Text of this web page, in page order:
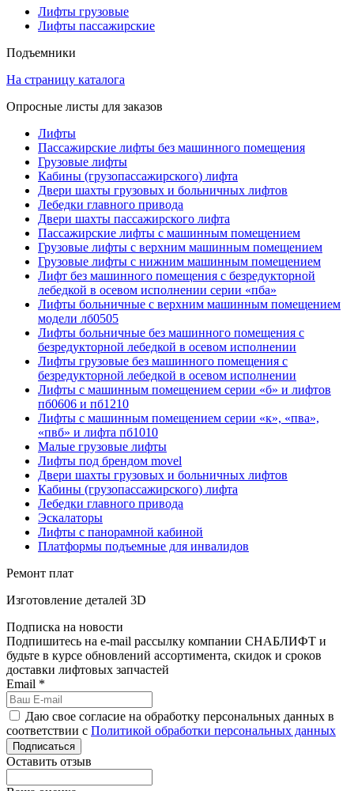
Лифты грузовые
Лифты пассажирские
Подъемники
На страницу каталога
Опросные листы для заказов
Лифты
Пассажирские лифты без машинного помещения
Грузовые лифты
Кабины (грузопассажирского) лифта
Двери шахты грузовых и больничных лифтов
Лебедки главного привода
Двери шахты пассажирского лифта
Пассажирские лифты с машинным помещением
Грузовые лифты с верхним машинным помещением
Грузовые лифты с нижним машинным помещением
Лифт без машинного помещения с безредукторной
лебедкой в осевом исполнении серии «пба»
Лифты больничные с верхним машинным помещением
модели лб0505
Лифты больничные без машинного помещения с
безредукторной лебедкой в осевом исполнении
Лифты грузовые без машинного помещения с
безредукторной лебедкой в осевом исполнении
Лифты с машинным помещением серии «б» и лифтов
пб0606 и пб1210
Лифты с машинным помещением серии «к», «пва»,
«пвб» и лифта пб1010
Малые грузовые лифты
Лифты под брендом movel
Двери шахты грузовых и больничных лифтов
Кабины (грузопассажирского) лифта
Лебедки главного привода
Эскалаторы
Лифты с панорамной кабиной
Платформы подъемные для инвалидов
Ремонт плат
Изготовление деталей 3D
Подписка на новости
Подпишитесь на e-mail рассылку компании СНАБЛИФТ и
будьте в курсе обновлений ассортимента, скидок и сроков
доставки лифтовых запчастей
Email *
Даю свое согласие на обработку персональных данных в
соответствии с Политикой обработки персональных данных
Подписаться
Оставить отзыв